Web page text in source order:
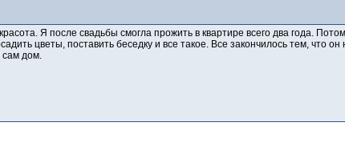
Я после свадьбы смогла прожить в квартире всего два года.
цветы, поставить беседку и все такое. Все закончилось тем, что
сам дом.